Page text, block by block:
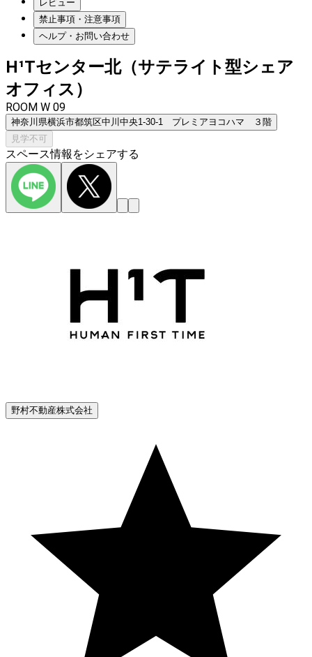
レビュー
禁止事項・注意事項
ヘルプ・お問い合わせ
H¹Tセンター北（サテライト型シェア
オフィス）
ROOM W 09
神奈川県横浜市都筑区中川中央1-30-1 プレミアヨコハマ ３階
見学不可
スペース情報をシェアする
野村不動産株式会社